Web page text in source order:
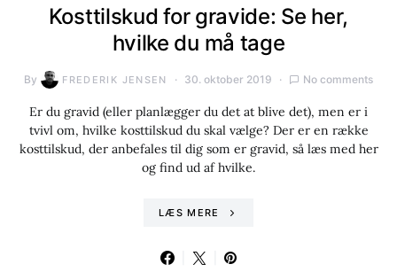
Kosttilskud for gravide: Se her,
hvilke du må tage
By FREDERIK JENSEN 30. oktober 2019 No comments
Er du gravid (eller planlægger du det at blive det), men er i
tvivl om, hvilke kosttilskud du skal vælge? Der er en række
kosttilskud, der anbefales til dig som er gravid, så læs med her
og find ud af hvilke.
LÆS MERE